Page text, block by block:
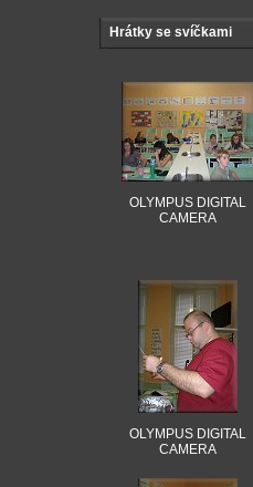
Hrátky se svíčkami
OLYMPUS DIGITAL
CAMERA
OLYMPUS DIGITAL
CAMERA